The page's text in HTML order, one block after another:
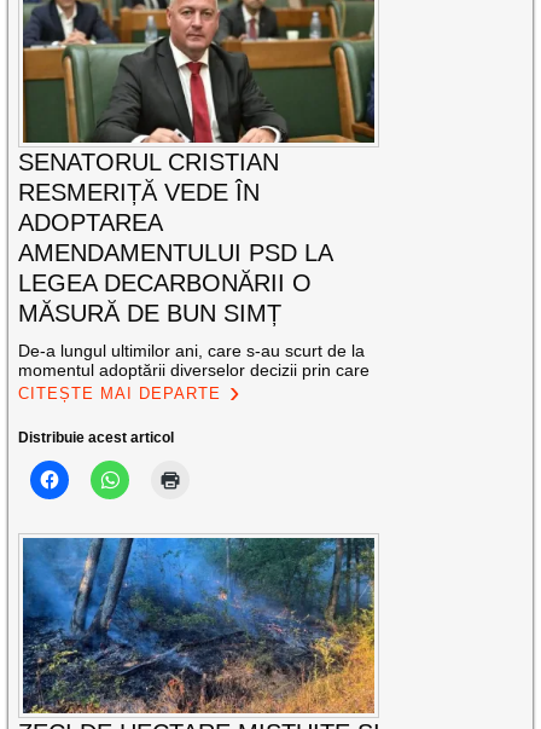
SENATORUL CRISTIAN
RESMERIȚĂ VEDE ÎN
ADOPTAREA
AMENDAMENTULUI PSD LA
LEGEA DECARBONĂRII O
MĂSURĂ DE BUN SIMȚ
De-a lungul ultimilor ani, care s-au scurt de la
momentul adoptării diverselor decizii prin care
CITEȘTE MAI DEPARTE
Distribuie acest articol